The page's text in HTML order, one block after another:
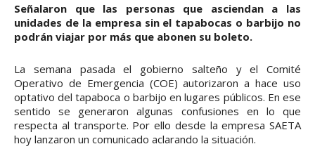
Señalaron que las personas que asciendan a las
unidades de la empresa sin el tapabocas o barbijo no
podrán viajar por más que abonen su boleto.
La semana pasada el gobierno salteño y el Comité
Operativo de Emergencia (COE) autorizaron a hace uso
optativo del tapaboca o barbijo en lugares públicos. En ese
sentido se generaron algunas confusiones en lo que
respecta al transporte. Por ello desde la empresa SAETA
hoy lanzaron un comunicado aclarando la situación.